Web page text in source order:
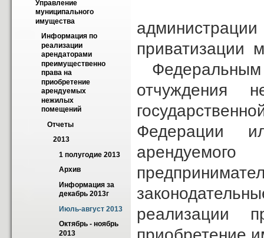
Управление
муниципального
имущества
Информация по
реализации
арендаторами
преимущественно
права на
приобретение
арендуемых
нежилых
помещений
Отчеты
2013
1 полугодие 2013
Архив
Информация за
декабрь 2013г
Июль-август 2013
Октябрь - ноябрь
2013
приватизации
отчуждения
Федерации
реализации